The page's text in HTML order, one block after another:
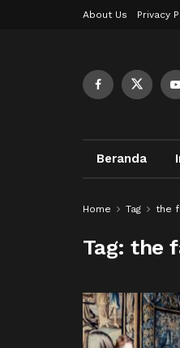
About Us Privacy
Beranda
Home Tag the
Tag:the